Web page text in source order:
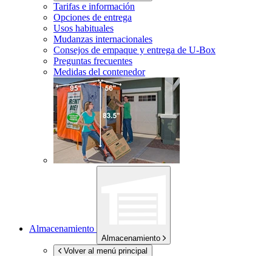
Tarifas e información
Opciones de entrega
Usos habituales
Mudanzas internacionales
Consejos de empaque y entrega de U-Box
Preguntas frecuentes
Medidas del contenedor
Almacenamiento
Almacenamiento
Volver al menú principal